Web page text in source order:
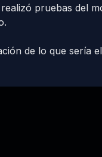
pruebas del
de lo que sería